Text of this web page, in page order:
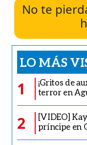
No te
LO MÁS
1
¡Gritos de
terror en
2
[VIDEO]
príncipe en